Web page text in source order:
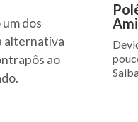
dos
alternativa
ao